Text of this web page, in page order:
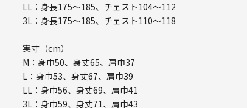
LL：身長175～185、チェスト104～112
3L：身長175～185、チェスト110～118
実寸（cm）
M：身巾50、身丈65、肩巾37
L：身巾53、身丈67、肩巾39
LL：身巾56、身丈69、肩巾41
3L：身巾59、身丈71、肩巾43